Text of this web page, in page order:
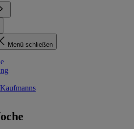
Menü schließen